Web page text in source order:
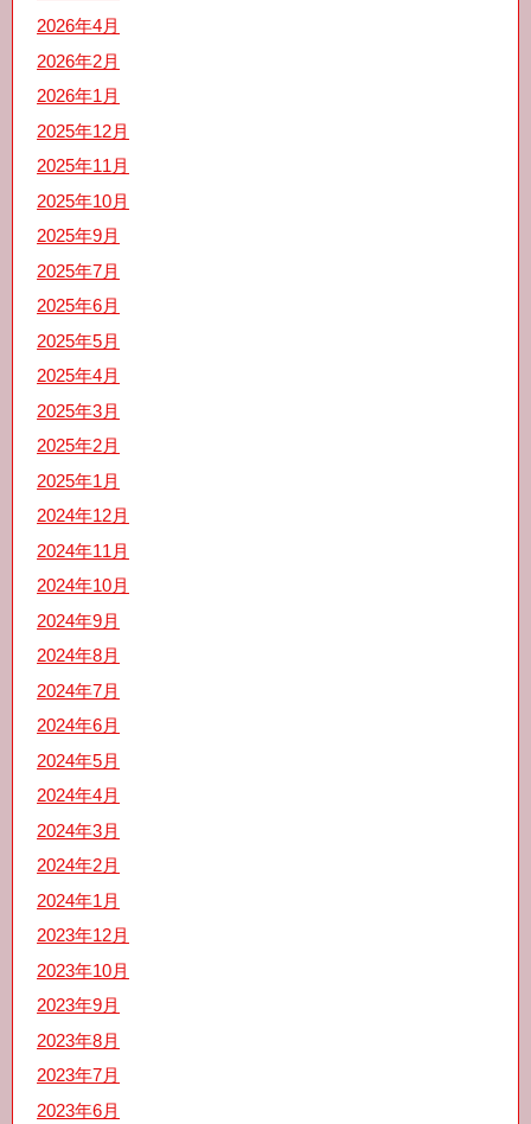
2026年4月
2026年2月
2026年1月
2025年12月
2025年11月
2025年10月
2025年9月
2025年7月
2025年6月
2025年5月
2025年4月
2025年3月
2025年2月
2025年1月
2024年12月
2024年11月
2024年10月
2024年9月
2024年8月
2024年7月
2024年6月
2024年5月
2024年4月
2024年3月
2024年2月
2024年1月
2023年12月
2023年10月
2023年9月
2023年8月
2023年7月
2023年6月